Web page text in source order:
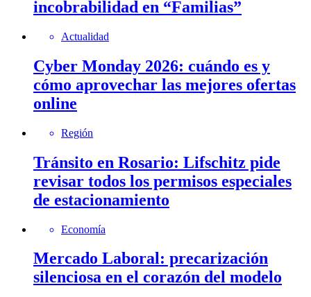
incobrabilidad en “Familias”
Actualidad
Cyber Monday 2026: cuándo es y
cómo aprovechar las mejores ofertas
online
Región
Tránsito en Rosario: Lifschitz pide
revisar todos los permisos especiales
de estacionamiento
Economía
Mercado Laboral: precarización
silenciosa en el corazón del modelo